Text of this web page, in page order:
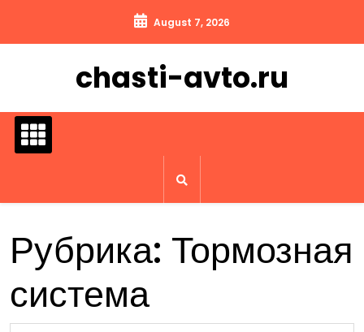
содержимому
August 7, 2026
chasti-avto.ru
Рубрика: Тормозная
система